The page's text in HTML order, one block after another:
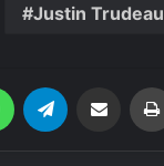
Justin Trudeau
WhatsApp Email'den paylaş